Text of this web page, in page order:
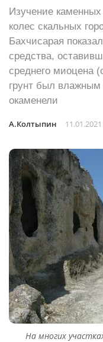
Изучение
колес скальных
Бахчисарая
средства,
среднего миоцена
грунт был
окаменели
А.Колтыпин 11.01.2021
На многих